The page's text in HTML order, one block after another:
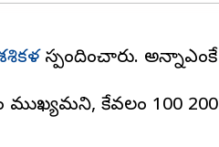
స్పందించారు. అన్నాడీఎంకే
ముఖ్యమని, కేవలం 100